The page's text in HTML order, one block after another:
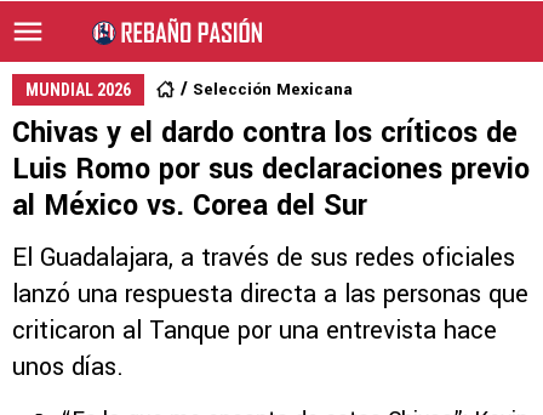
MUNDIAL 2026 Selección Mexicana
Chivas y el dardo contra los críticos de
Luis Romo por sus declaraciones previo
al México vs. Corea del Sur
El Guadalajara, a través de sus redes oficiales
lanzó una respuesta directa a las personas que
criticaron al Tanque por una entrevista hace
unos días.